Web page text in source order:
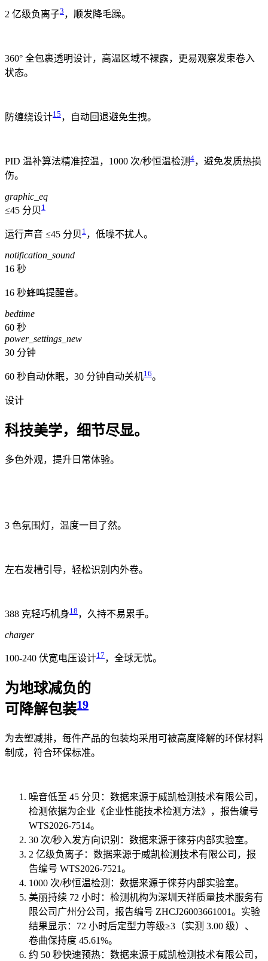
2 亿级负离子3 ， 顺发降毛躁。
360° 全包裹透明设计， 高温区域不裸露，更易观察发束卷入
状态。
防缠绕设计15 ， 自动回退避免生拽。
PID 温补算法精准控温，1000 次/秒恒温检测 4， 避免发质热损
伤。
graphic_eq
≤45 分贝 1
运行声音 ≤45 分贝 1 ， 低噪不扰人。
notification_sound
16 秒
16 秒蜂鸣提醒音。
bedtime
60 秒
power_settings_new
30 分钟
60 秒自动休眠，30 分钟自动关机16。
设计
科技美学，细节尽显。
多色外观，提升日常体验。
3 色氛围灯， 温度一目了然。
左右发槽引导， 轻松识别内外卷。
388 克轻巧机身18 ， 久持不易累手。
charger
100-240 伏宽电压设计17 ， 全球无忧。
为地球减负的
可降解包装19
为去塑减排，每件产品的包装均采用可被高度降解的环保材料
制成，符合环保标准。
噪音低至 45 分贝：数据来源于威凯检测技术有限公司，
检测依据为企业《企业性能技术检测方法》，报告编号
WTS2026-7514。
30 次/秒入发方向识别：数据来源于徕芬内部实验室。
2 亿级负离子：数据来源于威凯检测技术有限公司，报
告编号 WTS2026-7521。
1000 次/秒恒温检测：数据来源于徕芬内部实验室。
美丽持续 72 小时：检测机构为深圳天祥质量技术服务有
限公司广州分公司，报告编号 ZHCJ26003661001。实验
结果显示：72 小时后定型力等级≥3（实测 3.00 级）、
卷曲保持度 45.61%。
约 50 秒快速预热：数据来源于威凯检测技术有限公司，